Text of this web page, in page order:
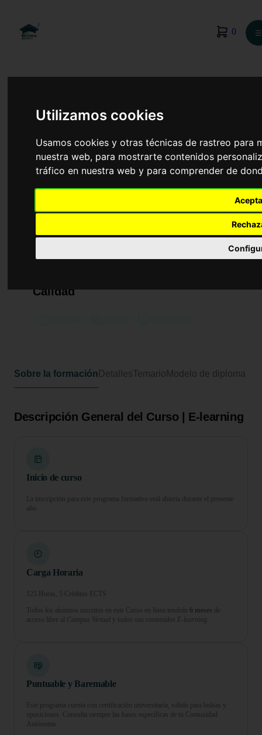
Utilizamos cookies
Usamos cookies y otras técnicas de rastreo para
nuestra web, para mostrarte contenidos
tráfico en nuestra web y para comprender de
0 ☰
Curso en Principios y Métodos
Calidad
Sobre la formación DetallesTemario Modelo de diploma
Descripción General del Curso | E-learning
Inicio de curso
La inscripción para este programa formativo está abierta durante el presente
año.
Carga Horaria
125 Horas, 5 Créditos ECTS
Todos los alumnos inscritos en este Curso en línea tendrán 6 meses de
acceso libre al Campus Virtual y todos sus contenidos E-learning.
Puntuable y Baremable
Este programa cuenta con certificación universitaria, válido para bolsas y
oposiciones. Consulta siempre las bases específicas de tu Comunidad
Autónoma.